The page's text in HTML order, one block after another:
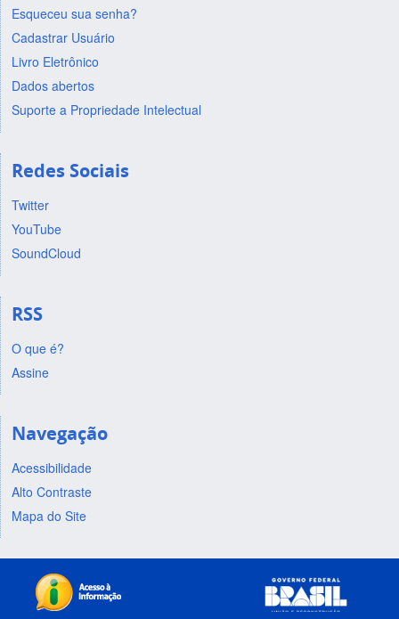
Esqueceu sua senha?
Cadastrar Usuário
Livro Eletrônico
Dados abertos
Suporte a Propriedade Intelectual
Redes Sociais
Twitter
YouTube
SoundCloud
RSS
O que é?
Assine
Navegação
Acessibilidade
Alto Contraste
Mapa do Site